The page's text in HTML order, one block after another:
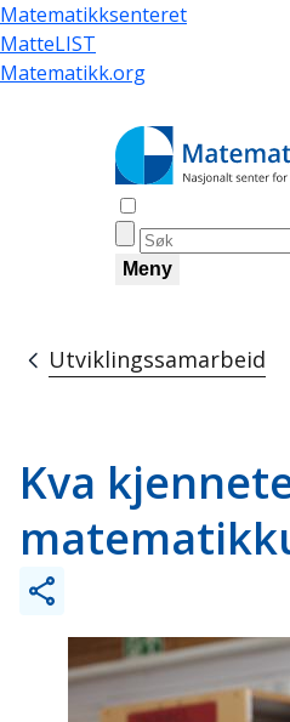
Hopp
til
hovedinnhold
Matematikksenteret
MatteLIST
Matematikk.org
Meny
Navigasjonssti
Utviklingssamarbeid
Kva